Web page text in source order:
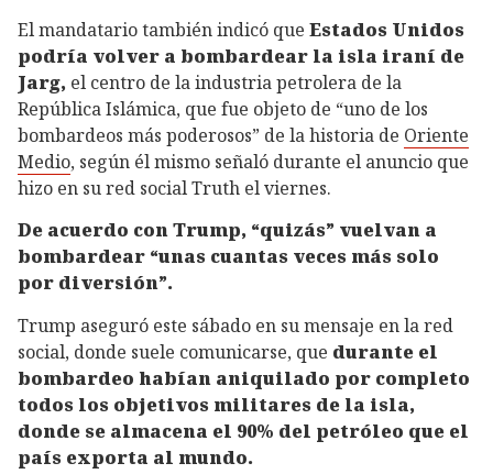
El mandatario también indicó que Estados Unidos
podría volver a bombardear la isla iraní de
Jarg, el centro de la industria petrolera de la
República Islámica, que fue objeto de “uno de los
bombardeos más poderosos” de la historia de Oriente
Medio, según él mismo señaló durante el anuncio que
hizo en su red social Truth el viernes.
De acuerdo con Trump, “quizás” vuelvan a
bombardear “unas cuantas veces más solo
por diversión”.
Trump aseguró este sábado en su mensaje en la red
social, donde suele comunicarse, que durante el
bombardeo habían aniquilado por completo
todos los objetivos militares de la isla,
donde se almacena el 90% del petróleo que el
país exporta al mundo.